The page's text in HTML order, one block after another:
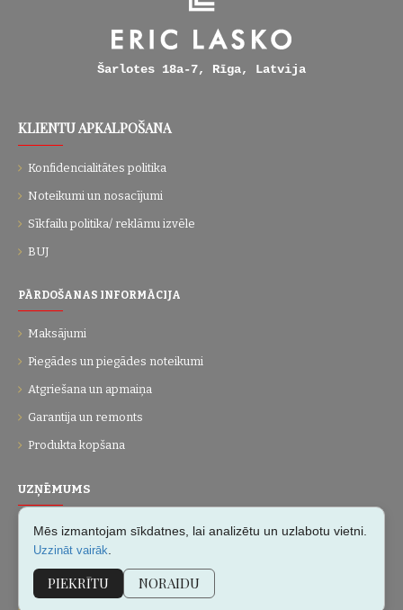
Šarlotes 18a-7, Rīga, Latvija
KLIENTU APKALPOŠANA
Konfidencialitātes politika
Noteikumi un nosacījumi
Sīkfailu politika/ reklāmu izvēle
BUJ
PĀRDOŠANAS INFORMĀCIJA
Maksājumi
Piegādes un piegādes noteikumi
Atgriešana un apmaiņa
Garantija un remonts
Produkta kopšana
UZŅĒMUMS
Par mums
Kontakti
Vietnes karte
Mēs izmantojam sīkdatnes, lai analizētu un uzlabotu vietni.
Uzzināt vairāk
PIEKRĪTU NORAIDU